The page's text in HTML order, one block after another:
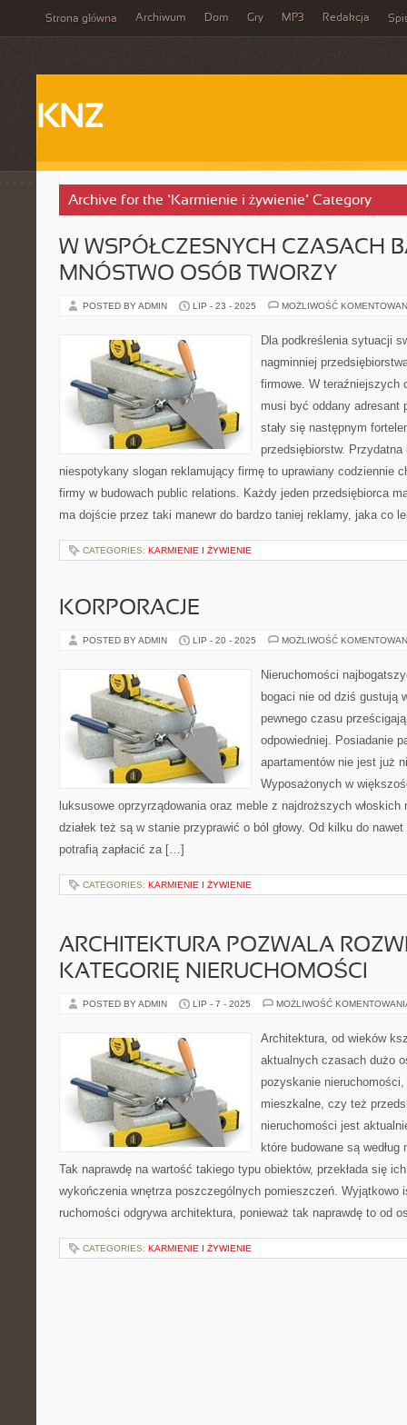
Strona główna Archiwum Dom Gry MP3 Redakcja
KNZ
Archive for the ‘Karmienie i żywienie’ Category
W WSPÓŁCZESNYCH CZASACH
MNÓSTWO OSÓB TWORZY
POSTED BY ADMIN LIP - 23 - 2025 MOŻLIWOŚĆ
Dla podkreślenia sytuacji
nagminniej
firmowe. W teraźniejszych
musi być oddany adresant
stały się następnym
przedsiębiorstw.
niespotykany slogan reklamujący firmę to uprawiany codziennie
firmy w budowach public relations. Każdy jeden przedsiębiorca
ma dojście przez taki manewr do bardzo taniej reklamy, jaka co
CATEGORIES: KARMIENIE I ŻYWIENIE
KORPORACJE
POSTED BY ADMIN LIP - 20 - 2025 MOŻLIWOŚĆ
Nieruchomości
bogaci nie od dziś gustują
pewnego czasu
odpowiedniej. Posiadanie
apartamentów nie jest już
Wyposażonych w
luksusowe oprzyrządowania oraz meble z najdroższych
działek też są w stanie przyprawić o ból głowy. Od kilku do
potrafią zapłacić za […]
CATEGORIES: KARMIENIE I ŻYWIENIE
ARCHITEKTURA POZWALA
KATEGORIĘ NIERUCHOMOŚCI
POSTED BY ADMIN LIP - 7 - 2025 MOŻLIWOŚĆ
Architektura, od wieków
aktualnych czasach dużo
pozyskanie
mieszkalne, czy też
nieruchomości jest
które budowane są
Tak naprawdę na wartość takiego typu obiektów, przekłada się
wykończenia wnętrza poszczególnych pomieszczeń. Wyjątkowo
ruchomości odgrywa architektura, ponieważ tak naprawdę to od
CATEGORIES: KARMIENIE I ŻYWIENIE